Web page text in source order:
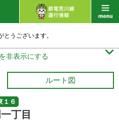
うございます。
非表示にする 
ルート図
１６
丁目